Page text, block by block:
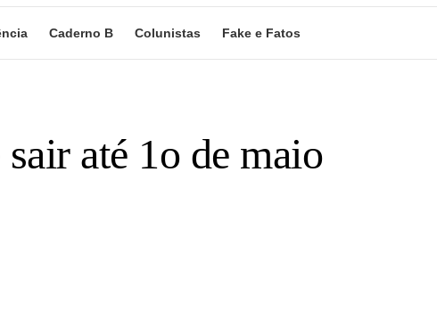
Caderno B Colunistas Fake e Fatos
até 1o de maio